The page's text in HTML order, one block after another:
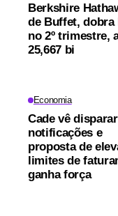
Berkshire
de Buffet, dobra
no 2º trimestre,
25,667 bi
Economia
Cade vê disparar
notificações e
proposta de
limites de
ganha força